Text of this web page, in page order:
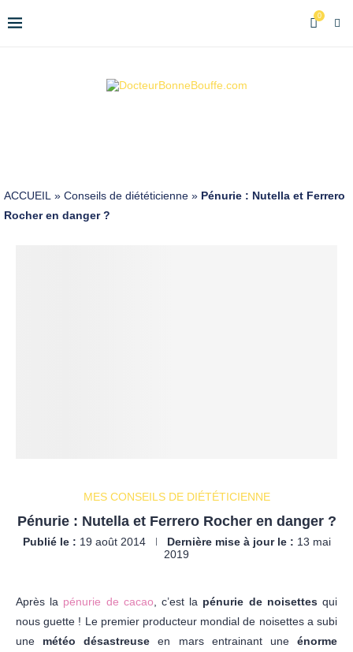
0
ACCUEIL » Conseils de diététicienne » Pénurie : Nutella et Ferrero
Rocher en danger ?
MES CONSEILS DE DIÉTÉTICIENNE
Pénurie : Nutella et Ferrero Rocher en danger ?
Publié le : 19 août 2014 Dernière mise à jour le : 13 mai
2019
Après la pénurie de cacao , c’est la pénurie de noisettesqui
nous guette ! Le premier producteur mondial de noisettes a subi
une météo désastreuse en mars entrainant uneénorme